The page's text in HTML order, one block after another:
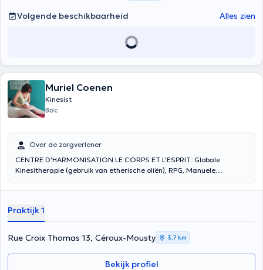
Volgende beschikbaarheid Alles zien
Muriel Coenen
Kinesist
Bac
Over de zorgverlener
CENTRE D'HARMONISATION LE CORPS ET L'ESPRIT: Globale
Kinesitherapie (gebruik van etherische oliën), RPG, Manuele
Toegepaste Kinesiologie, Luxotherapie, Welzijnsmassage,
Biologische Decodering, NLP, Quantum Etherische Oliën,... We zijn
niet alleen lichaam of alleen geest, we zijn een geheel.
Praktijk 1
Rue Croix Thomas 13, Céroux-Mousty 3,7 km
Bekijk profiel